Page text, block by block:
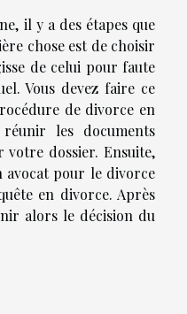
il y a des étapes que
chose est de choisir
de celui pour faute
Vous devez faire ce
de divorce en
les documents
votre dossier. Ensuite,
avocat pour le divorce
en divorce. Après
alors le décision du